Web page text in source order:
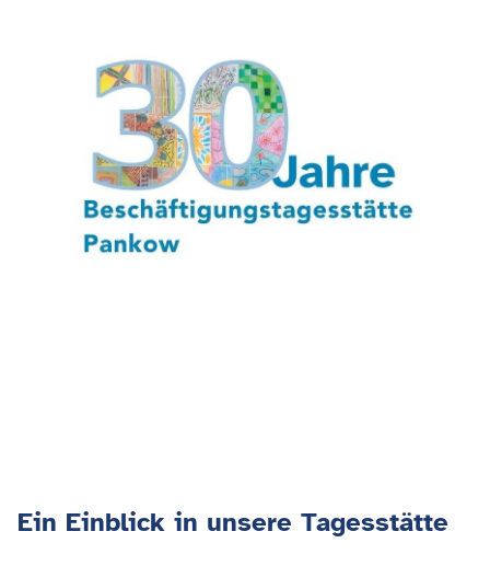
Ein Einblick in unsere Tagesstätte